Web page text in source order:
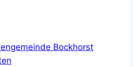
Bockhorst